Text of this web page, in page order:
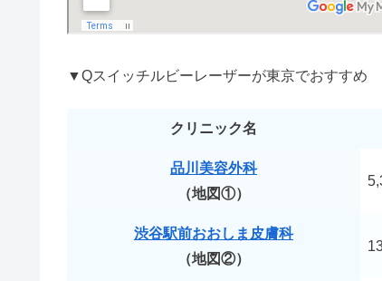
nico石鹸の口コミが悪いは嘘
▼Qスイッチルビーレーザーが東京でおすすめ
クリニック名
品川美容外科
（地図①）
渋谷駅前おおしま皮膚科
（地図②）